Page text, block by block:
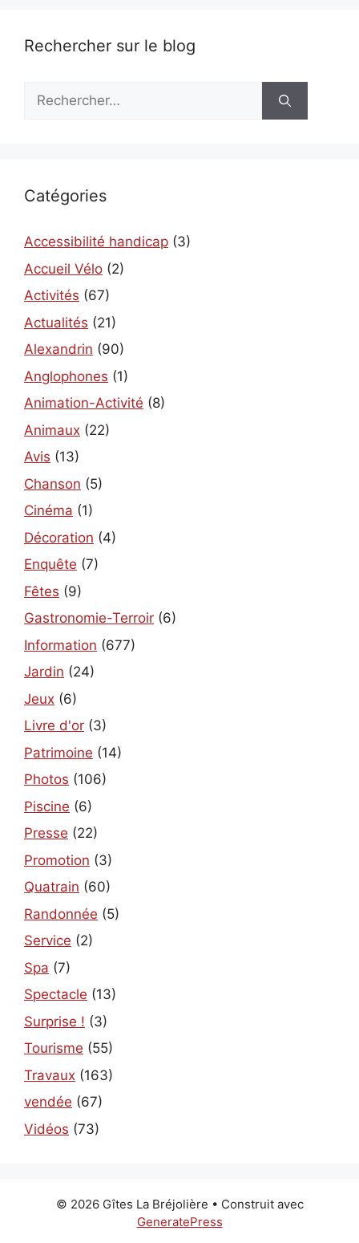
Rechercher sur le blog
Rechercher :
Catégories
Accessibilité handicap (3)
Accueil Vélo (2)
Activités (67)
Actualités (21)
Alexandrin (90)
Anglophones (1)
Animation-Activité (8)
Animaux (22)
Avis (13)
Chanson (5)
Cinéma (1)
Décoration (4)
Enquête (7)
Fêtes (9)
Gastronomie-Terroir (6)
Information (677)
Jardin (24)
Jeux (6)
Livre d'or (3)
Patrimoine (14)
Photos (106)
Piscine (6)
Presse (22)
Promotion (3)
Quatrain (60)
Randonnée (5)
Service (2)
Spa (7)
Spectacle (13)
Surprise ! (3)
Tourisme (55)
Travaux (163)
vendée (67)
Vidéos (73)
© 2026 Gîtes La Bréjolière • Construit avec
GeneratePress